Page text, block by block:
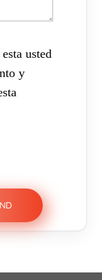
usted
y